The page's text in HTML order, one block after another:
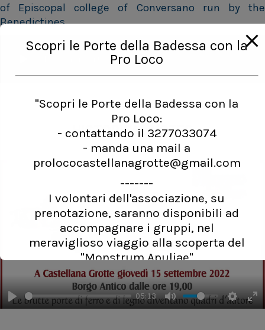
of Episcopal college of Conversano run by the
Benedictines.
Il Baciamano antico ricettario (ita)
HISTORICAL NOTES
05:13
Play
Scopri le Porte della Badessa con la
Pro Loco
"Scopri le Porte della Badessa con la
Pro Loco:
- contattando il 3277033074
- manda una mail a
prolococastellanagrotte@gmail.com
-------
I volontari dell'associazione, su
prenotazione, saranno disponibili ad
accompagnare i gruppi, nel
meraviglioso viaggio alla scoperta del
"Monstrum Apuliae"
This will close in3 seconds